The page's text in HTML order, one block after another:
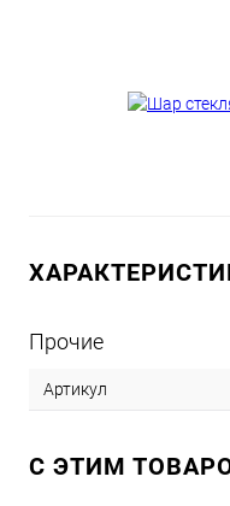
Прочие
Артикул
C ЭТИМ